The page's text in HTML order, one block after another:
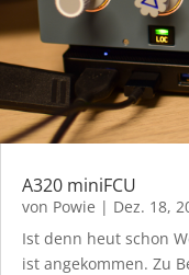
A320 miniFCU
von Powie | Dez. 18,
Ist denn heut schon
ist angekommen. Zu